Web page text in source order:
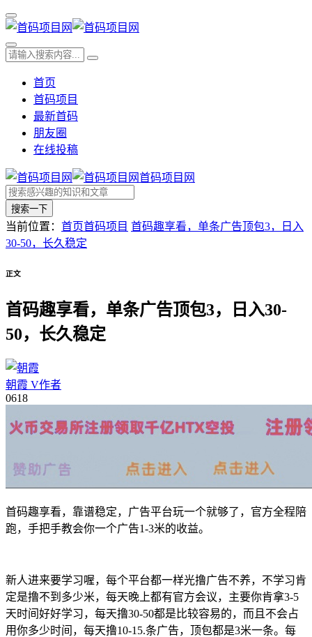
首页
首码项目
最新首码
朋友圈
在线投稿
首码项目网
搜索一下
当前位置： 首页首码项目 首码趣享看，单条广告顶包3，日入
30-50，长久稳定
正文
首码趣享看，单条广告顶包3，日入30-
50，长久稳定
朝霞 V作者
0618
首码趣享看，靠谱稳定，广告平台玩一个就够了，官方全程陪
跑，手把手教会你一个广告1-3米的收益。
新人进来要学习喔，每个平台都一样光撸广告不养，不学习肯
定是撸不到多少米，每天晚上都有官方会议，主要你肯拿3-5
天时间好好学习，每天撸30-50都是比较容易的，而且不会占
用你多少时间，每天撸10-15.条广告，顶包都是3米一条。每